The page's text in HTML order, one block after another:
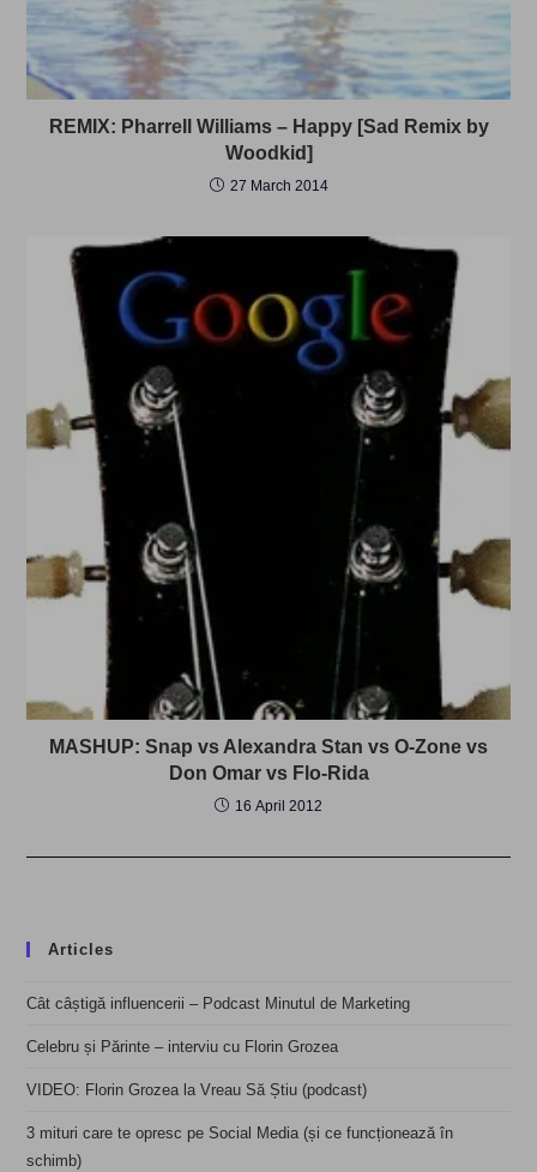
REMIX: Pharrell Williams – Happy [Sad Remix by
Woodkid]
27 March 2014
MASHUP: Snap vs Alexandra Stan vs O-Zone vs
Don Omar vs Flo-Rida
16 April 2012
Articles
Cât câștigă influencerii – Podcast Minutul de Marketing
Celebru și Părinte – interviu cu Florin Grozea
VIDEO: Florin Grozea la Vreau Să Știu (podcast)
3 mituri care te opresc pe Social Media (și ce funcționează în
schimb)